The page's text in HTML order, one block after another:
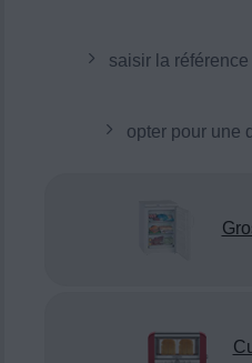
saisir la
opter pour une